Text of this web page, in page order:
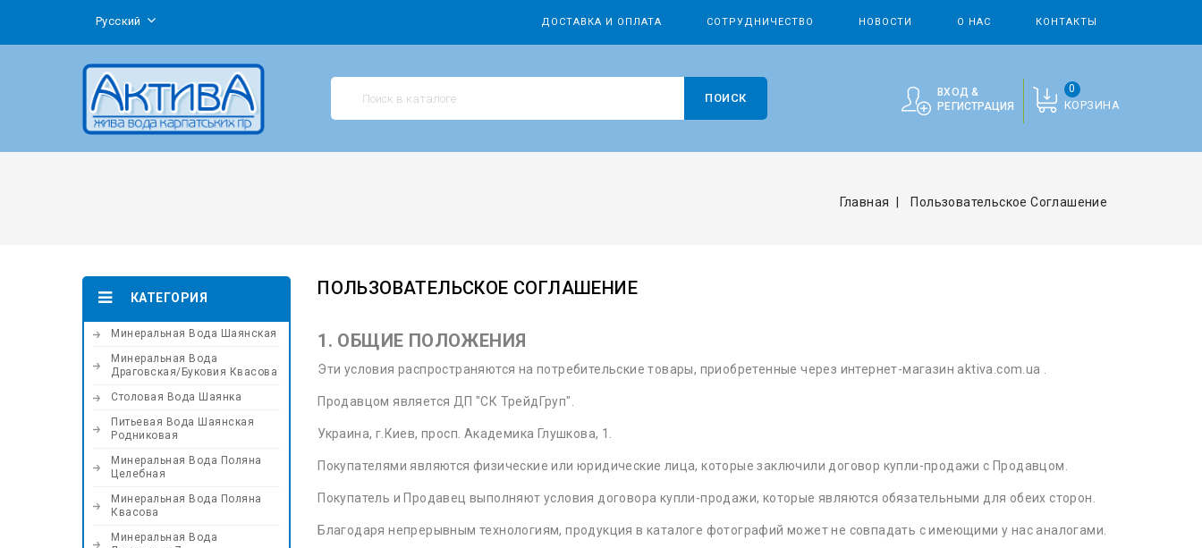
Русский ДОСТАВКА И ОПЛАТА СОТРУДНИЧЕСТВО НОВОСТИ О НАС КОНТАКТЫ
КОРЗИНА
0
ВХОД &
РЕГИСТРАЦИЯ
ПОИСК
Главная Пользовательское Соглашение
КАТЕГОРИЯ
Минеральная Вода Шаянская
Минеральная Вода
Драговская/Буковия Квасова
Столовая Вода Шаянка
Питьевая Вода Шаянская
Родниковая
Минеральная Вода Поляна
Целебная
Минеральная Вода Поляна
Квасова
Минеральная Вода
ПОЛЬЗОВАТЕЛЬСКОЕ СОГЛАШЕНИЕ
1. ОБЩИЕ ПОЛОЖЕНИЯ
Эти условия распространяются на потребительские товары, приобретенные через интернет-магазин aktiva.com.ua .
Продавцом является ДП "СК ТрейдГруп".
Украина, г.Киев, просп. Академика Глушкова, 1.
Покупателями являются физические или юридические лица, которые заключили договор купли-продажи с Продавцом.
Покупатель и Продавец выполняют условия договора купли-продажи, которые являются обязательными для обеих сторон.
Благодаря непрерывным технологиям, продукция в каталоге фотографий может не совпадать с имеющими у нас аналогами.